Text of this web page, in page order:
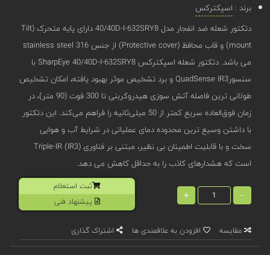
برند : اسپکترکس
دتکتور شعله ضد انفجار مدل 40/40D-I-632SRY8 دارای پایه متحرک (Tilt
mount) و قاب محافظ (Protective cover) از جنس stainless steel 316
می باشد. دتکتور شعله اسپکترکس SharpEye 40/40D-I-632SRY8 با
سنسورQuadSense IR3 و برد تشخیص موثر بهبود یافته، امکان تشخیص
طولانی ‌ترین فاصله آتش ‌سوزی هیدروکربنی تا 300 فوت (90 متر)، در
زمان فوق‌العاده سریع کمتر از 50 میلی‌ثانیه را فراهم می‌کند. این دتکتور
با داشتن وسیع ‌ترین محدوده دمای عملیاتی در شرایط آب و هوایی
سخت و با قابلیت اطمینان بی ‌نظیر، مبتنی بر فناوری Triple-IR (IR3)
است که هشدارهای کاذب را به حداقل کاهش می دهد.
-
+
ثبت استعلام
پیشنهاد فنی
مقایسه افزودن به علاقمندی ها اشتراک گذاری